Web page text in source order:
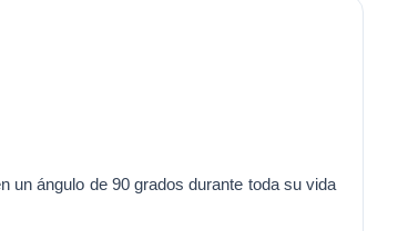
un ángulo de 90 grados durante toda su vida